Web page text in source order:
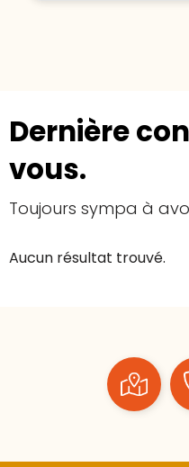
Dernière
vous.
Toujours sympa à
Aucun résultat trouvé.